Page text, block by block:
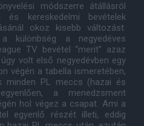
módszerre átállásról
kereskedelmi bevételek
okoz kisebb változást.
különbség a negyedéves
TV bevétel “merit” azaz
volt első negyedévben egy
végén a tabella ismeretében,
minden PL meccs (hazai és
a menedzsment
hol végez a csapat. Ami a
egyenlő részét illeti, eddig